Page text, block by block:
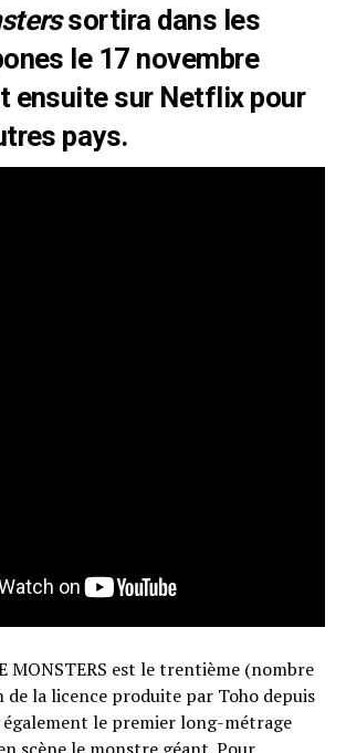
sortira dans les
le 17 novembre
ensuite sur Netflix pour
pays.
MONSTERS est le trentième (nombre
de la licence produite par Toho depuis
également le premier long-métrage